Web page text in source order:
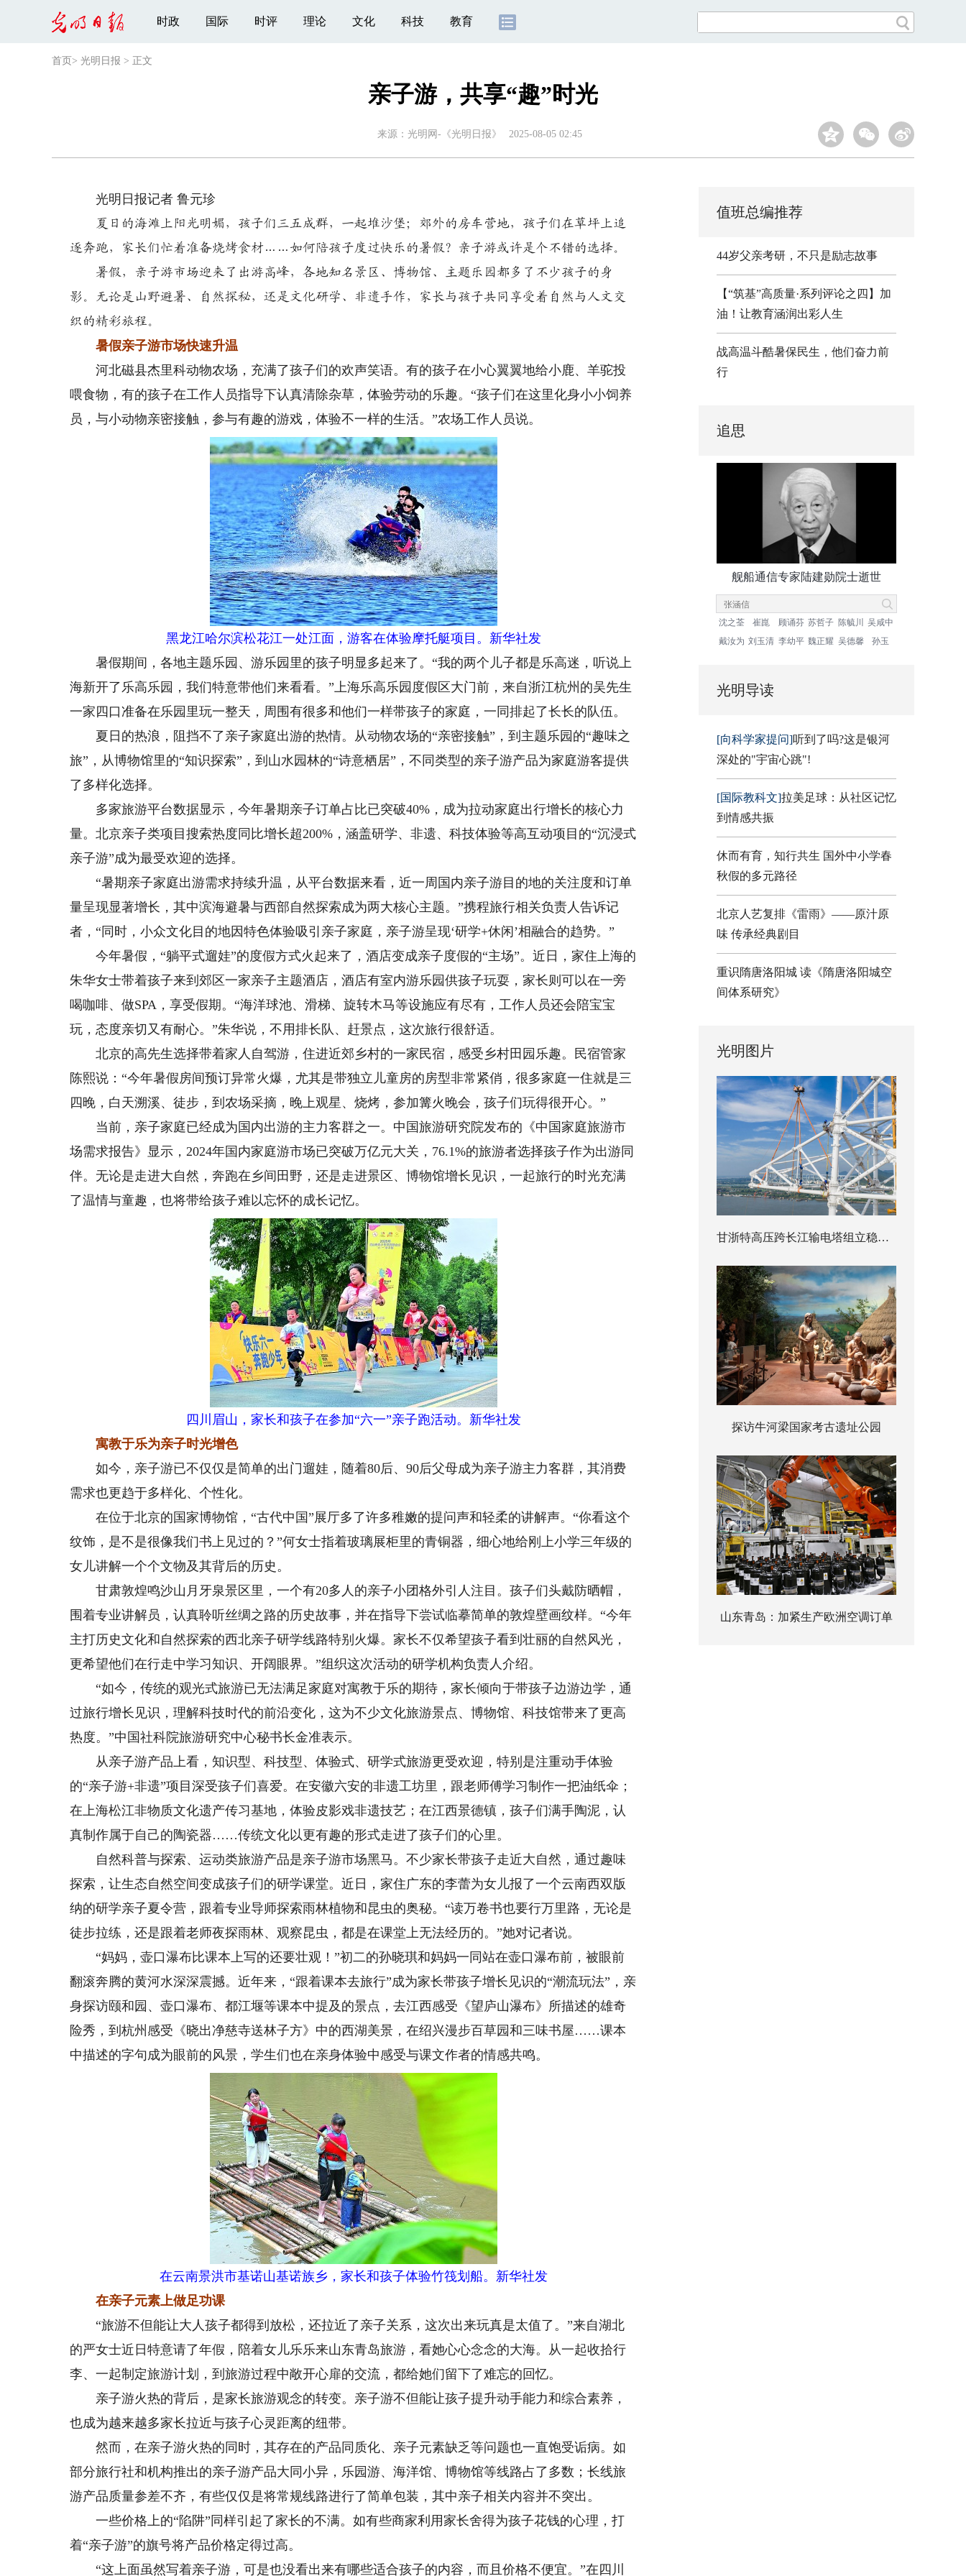
时政 国际 时评 理论 文化 科技 教育
首页 > 光明日报 > 正文
亲子游，共享“趣”时光
来源： 光明网-《光明日报》 2025-08-05 02:45
光明日报记者 鲁元珍
夏日的海滩上阳光明媚，孩子们三五成群，一起堆沙堡；郊外的房车营地，孩子们在草坪上追
逐奔跑，家长们忙着准备烧烤食材……如何陪孩子度过快乐的暑假？亲子游或许是个不错的选择。
暑假，亲子游市场迎来了出游高峰，各地知名景区、博物馆、主题乐园都多了不少孩子的身
影。无论是山野避暑、自然探秘，还是文化研学、非遗手作，家长与孩子共同享受着自然与人文交
织的精彩旅程。
暑假亲子游市场快速升温
河北磁县杰里科动物农场，充满了孩子们的欢声笑语。有的孩子在小心翼翼地给小鹿、羊驼投
喂食物，有的孩子在工作人员指导下认真清除杂草，体验劳动的乐趣。“孩子们在这里化身小小饲养
员，与小动物亲密接触，参与有趣的游戏，体验不一样的生活。”农场工作人员说。
黑龙江哈尔滨松花江一处江面，游客在体验摩托艇项目。新华社发
暑假期间，各地主题乐园、游乐园里的孩子明显多起来了。“我的两个儿子都是乐高迷，听说上
海新开了乐高乐园，我们特意带他们来看看。”上海乐高乐园度假区大门前，来自浙江杭州的吴先生
一家四口准备在乐园里玩一整天，周围有很多和他们一样带孩子的家庭，一同排起了长长的队伍。
夏日的热浪，阻挡不了亲子家庭出游的热情。从动物农场的“亲密接触”，到主题乐园的“趣味之
旅”，从博物馆里的“知识探索”，到山水园林的“诗意栖居”，不同类型的亲子游产品为家庭游客提供
了多样化选择。
多家旅游平台数据显示，今年暑期亲子订单占比已突破40%，成为拉动家庭出行增长的核心力
量。北京亲子类项目搜索热度同比增长超200%，涵盖研学、非遗、科技体验等高互动项目的“沉浸式
亲子游”成为最受欢迎的选择。
“暑期亲子家庭出游需求持续升温，从平台数据来看，近一周国内亲子游目的地的关注度和订单
量呈现显著增长，其中滨海避暑与西部自然探索成为两大核心主题。”携程旅行相关负责人告诉记
者，“同时，小众文化目的地因特色体验吸引亲子家庭，亲子游呈现‘研学+休闲’相融合的趋势。”
今年暑假，“躺平式遛娃”的度假方式火起来了，酒店变成亲子度假的“主场”。近日，家住上海的
朱华女士带着孩子来到郊区一家亲子主题酒店，酒店有室内游乐园供孩子玩耍，家长则可以在一旁
喝咖啡、做SPA，享受假期。“海洋球池、滑梯、旋转木马等设施应有尽有，工作人员还会陪宝宝
玩，态度亲切又有耐心。”朱华说，不用排长队、赶景点，这次旅行很舒适。
北京的高先生选择带着家人自驾游，住进近郊乡村的一家民宿，感受乡村田园乐趣。民宿管家
陈熙说：“今年暑假房间预订异常火爆，尤其是带独立儿童房的房型非常紧俏，很多家庭一住就是三
四晚，白天溯溪、徒步，到农场采摘，晚上观星、烧烤，参加篝火晚会，孩子们玩得很开心。”
当前，亲子家庭已经成为国内出游的主力客群之一。中国旅游研究院发布的《中国家庭旅游市
场需求报告》显示，2024年国内家庭游市场已突破万亿元大关，76.1%的旅游者选择孩子作为出游同
伴。无论是走进大自然，奔跑在乡间田野，还是走进景区、博物馆增长见识，一起旅行的时光充满
了温情与童趣，也将带给孩子难以忘怀的成长记忆。
四川眉山，家长和孩子在参加“六一”亲子跑活动。新华社发
寓教于乐为亲子时光增色
如今，亲子游已不仅仅是简单的出门遛娃，随着80后、90后父母成为亲子游主力客群，其消费
需求也更趋于多样化、个性化。
在位于北京的国家博物馆，“古代中国”展厅多了许多稚嫩的提问声和轻柔的讲解声。“你看这个
纹饰，是不是很像我们书上见过的？”何女士指着玻璃展柜里的青铜器，细心地给刚上小学三年级的
女儿讲解一个个文物及其背后的历史。
甘肃敦煌鸣沙山月牙泉景区里，一个有20多人的亲子小团格外引人注目。孩子们头戴防晒帽，
围着专业讲解员，认真聆听丝绸之路的历史故事，并在指导下尝试临摹简单的敦煌壁画纹样。“今年
主打历史文化和自然探索的西北亲子研学线路特别火爆。家长不仅希望孩子看到壮丽的自然风光，
更希望他们在行走中学习知识、开阔眼界。”组织这次活动的研学机构负责人介绍。
“如今，传统的观光式旅游已无法满足家庭对寓教于乐的期待，家长倾向于带孩子边游边学，通
过旅行增长见识，理解科技时代的前沿变化，这为不少文化旅游景点、博物馆、科技馆带来了更高
热度。”中国社科院旅游研究中心秘书长金准表示。
从亲子游产品上看，知识型、科技型、体验式、研学式旅游更受欢迎，特别是注重动手体验
的“亲子游+非遗”项目深受孩子们喜爱。在安徽六安的非遗工坊里，跟老师傅学习制作一把油纸伞；
在上海松江非物质文化遗产传习基地，体验皮影戏非遗技艺；在江西景德镇，孩子们满手陶泥，认
真制作属于自己的陶瓷器……传统文化以更有趣的形式走进了孩子们的心里。
自然科普与探索、运动类旅游产品是亲子游市场黑马。不少家长带孩子走近大自然，通过趣味
探索，让生态自然空间变成孩子们的研学课堂。近日，家住广东的李蕾为女儿报了一个云南西双版
纳的研学亲子夏令营，跟着专业导师探索雨林植物和昆虫的奥秘。“读万卷书也要行万里路，无论是
徒步拉练，还是跟着老师夜探雨林、观察昆虫，都是在课堂上无法经历的。”她对记者说。
“妈妈，壶口瀑布比课本上写的还要壮观！”初二的孙晓琪和妈妈一同站在壶口瀑布前，被眼前
翻滚奔腾的黄河水深深震撼。近年来，“跟着课本去旅行”成为家长带孩子增长见识的“潮流玩法”，亲
身探访颐和园、壶口瀑布、都江堰等课本中提及的景点，去江西感受《望庐山瀑布》所描述的雄奇
险秀，到杭州感受《晓出净慈寺送林子方》中的西湖美景，在绍兴漫步百草园和三味书屋……课本
中描述的字句成为眼前的风景，学生们也在亲身体验中感受与课文作者的情感共鸣。
在云南景洪市基诺山基诺族乡，家长和孩子体验竹筏划船。新华社发
在亲子元素上做足功课
“旅游不但能让大人孩子都得到放松，还拉近了亲子关系，这次出来玩真是太值了。”来自湖北
的严女士近日特意请了年假，陪着女儿乐乐来山东青岛旅游，看她心心念念的大海。从一起收拾行
李、一起制定旅游计划，到旅游过程中敞开心扉的交流，都给她们留下了难忘的回忆。
亲子游火热的背后，是家长旅游观念的转变。亲子游不但能让孩子提升动手能力和综合素养，
也成为越来越多家长拉近与孩子心灵距离的纽带。
然而，在亲子游火热的同时，其存在的产品同质化、亲子元素缺乏等问题也一直饱受诟病。如
部分旅行社和机构推出的亲子游产品大同小异，乐园游、海洋馆、博物馆等线路占了多数；长线旅
游产品质量参差不齐，有些仅仅是将常规线路进行了简单包装，其中亲子相关内容并不突出。
一些价格上的“陷阱”同样引起了家长的不满。如有些商家利用家长舍得为孩子花钱的心理，打
着“亲子游”的旗号将产品价格定得过高。
“这上面虽然写着亲子游，可是也没看出来有哪些适合孩子的内容，而且价格不便宜。”在四川
值班总编推荐
44岁父亲考研，不只是励志故事
【“筑基”高质量·系列评论之四】加
油！让教育涵润出彩人生
战高温斗酷暑保民生，他们奋力前
行
追思
舰船通信专家陆建勋院士逝世
沈之荃 崔崑 顾诵芬 苏哲子 陈毓川
吴咸中
戴汝为 刘玉清 李幼平 魏正耀 吴德馨 孙玉
光明导读
[向科学家提问]听到了吗?这是银河
深处的"宇宙心跳"!
[国际教科文]拉美足球：从社区记忆
到情感共振
休而有育，知行共生 国外中小学春
秋假的多元路径
北京人艺复排《雷雨》——原汁原
味 传承经典剧目
重识隋唐洛阳城 读《隋唐洛阳城空
间体系研究》
光明图片
甘浙特高压跨长江输电塔组立稳步推进
探访牛河梁国家考古遗址公园
山东青岛：加紧生产欧洲空调订单